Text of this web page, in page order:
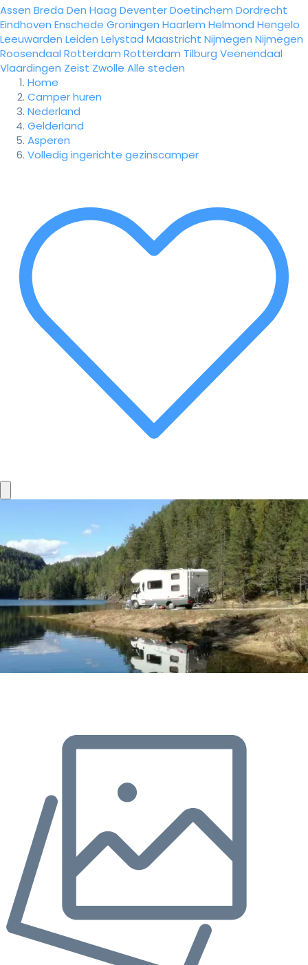
Assen Breda Den Haag DeventerDoetinchem Dordrecht
Eindhoven Enschede Groningen Haarlem Helmond Hengelo
Leeuwarden Leiden Lelystad Maastricht Nijmegen Nijmegen
Roosendaal Rotterdam Rotterdam Tilburg Veenendaal
Vlaardingen Zeist Zwolle Alle steden
Home
Camper huren
Nederland
Gelderland
Asperen
Volledig ingerichte gezinscamper